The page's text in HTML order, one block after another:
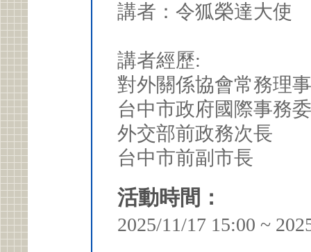
講者：令狐榮達大使
講者經歷:
對外關係協會常務理
台中市政府國際事務
外交部前政務次長
台中市前副市長
活動時間：
2025/11/17 15:00 ~